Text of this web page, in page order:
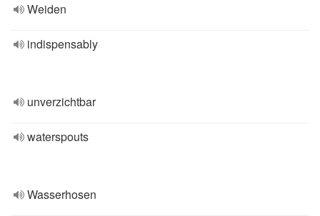
Weiden
indispensably
unverzichtbar
waterspouts
Wasserhosen